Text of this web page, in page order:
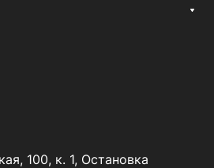
100, к. 1, Остановка